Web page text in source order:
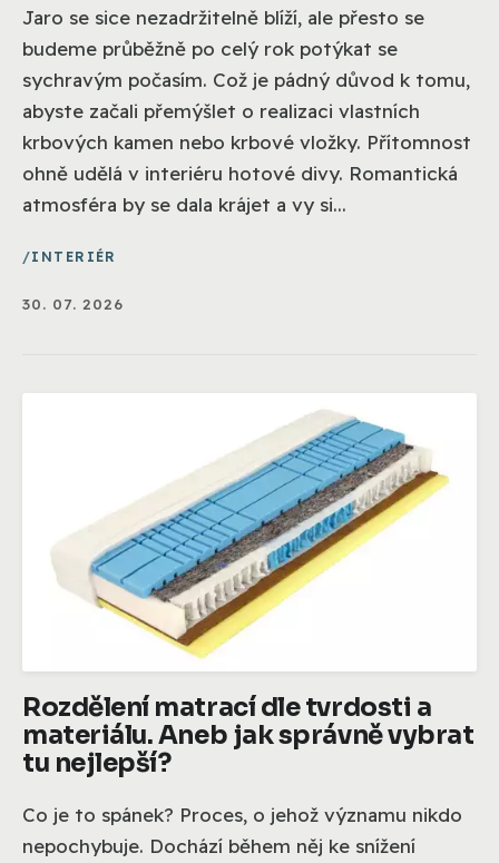
Jaro se sice nezadržitelně blíží, ale přesto se
budeme průběžně po celý rok potýkat se
sychravým počasím. Což je pádný důvod k tomu,
abyste začali přemýšlet o realizaci vlastních
krbových kamen nebo krbové vložky. Přítomnost
ohně udělá v interiéru hotové divy. Romantická
atmosféra by se dala krájet a vy si...
INTERIÉR
30. 07. 2026
Rozdělení matrací dle tvrdosti a
materiálu. Aneb jak správně vybrat
tu nejlepší?
Co je to spánek? Proces, o jehož významu nikdo
nepochybuje. Dochází během něj ke snížení